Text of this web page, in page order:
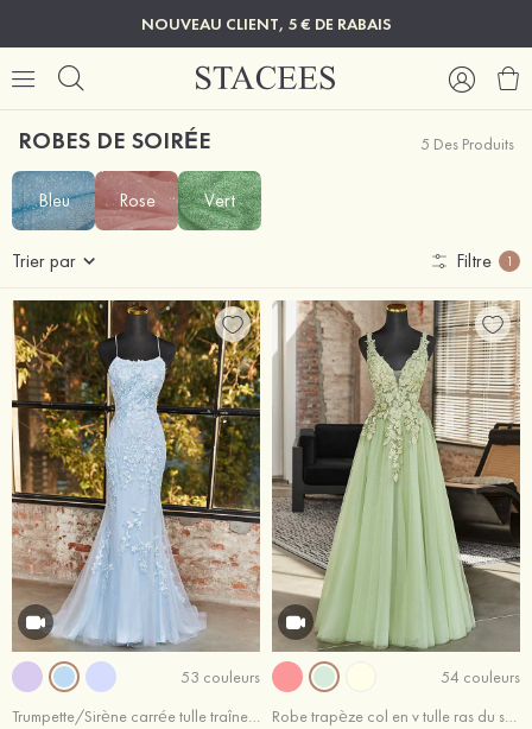
NOUVEAU CLIENT, 5 € DE RABAIS
ROBES DE SOIRÉE 5 Des Produits
Bleu Rose Vert
Trier par Filtre 1
53 couleurs
Trumpette/Sirène carrée tulle traîne balayage robe de bal
54 couleurs
Robe trapèze col en v tulle ras du sol robe de bal